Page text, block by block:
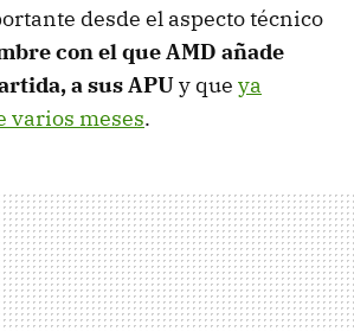
desde el aspecto técnico
con el que AMD añade
a sus APUy que ya
varios meses.